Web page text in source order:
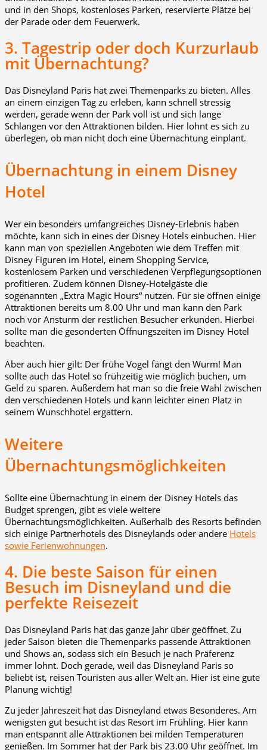
und in den Shops, kostenloses Parken, reservierte Plätze bei
der Parade oder dem Feuerwerk.
3. Tagestrip oder doch Kurzurlaub
mit Übernachtung?
Das Disneyland Paris hat zwei Themenparks zu bieten. Alles
an einem einzigen Tag zu erleben, kann schnell stressig
werden, gerade wenn der Park voll ist und sich lange
Schlangen vor den Attraktionen bilden. Hier lohnt es sich zu
überlegen, ob man nicht doch eine Übernachtung einplant.
Übernachtung in einem Disney
Hotel
Wer ein besonders umfangreiches Disney-Erlebnis haben
möchte, kann sich in eines der Disney Hotels einbuchen. Hier
kann man von speziellen Angeboten wie dem Treffen mit
Disney Figuren im Hotel, einem Shopping Service,
kostenlosem Parken und verschiedenen Verpflegungsoptionen
profitieren. Zudem können Disney-Hotelgäste die
sogenannten „Extra Magic Hours“ nutzen. Für sie öffnen einige
Attraktionen bereits um 8.00 Uhr und man kann den Park
noch vor Ansturm der restlichen Besucher erkunden. Hierbei
sollte man die gesonderten Öffnungszeiten im Disney Hotel
beachten.
Aber auch hier gilt: Der frühe Vogel fängt den Wurm! Man
sollte auch das Hotel so frühzeitig wie möglich buchen, um
Geld zu sparen. Außerdem hat man so die freie Wahl zwischen
den verschiedenen Hotels und kann leichter einen Platz in
seinem Wunschhotel ergattern.
Weitere
Übernachtungsmöglichkeiten
Sollte eine Übernachtung in einem der Disney Hotels das
Budget sprengen, gibt es viele weitere
Übernachtungsmöglichkeiten. Außerhalb des Resorts befinden
sich einige Partnerhotels des Disneylands oder andere Hotels
sowie Ferienwohnungen.
4. Die beste Saison für einen
Besuch im Disneyland und die
perfekte Reisezeit
Das Disneyland Paris hat das ganze Jahr über geöffnet. Zu
jeder Saison bieten die Themenparks passende Attraktionen
und Shows an, sodass sich ein Besuch je nach Präferenz
immer lohnt. Doch gerade, weil das Disneyland Paris so
beliebt ist, reisen Touristen aus aller Welt an. Hier ist eine gute
Planung wichtig!
Zu jeder Jahreszeit hat das Disneyland etwas Besonderes. Am
wenigsten gut besucht ist das Resort im Frühling. Hier kann
man entspannt alle Attraktionen bei milden Temperaturen
genießen. Im Sommer hat der Park bis 23.00 Uhr geöffnet. Im